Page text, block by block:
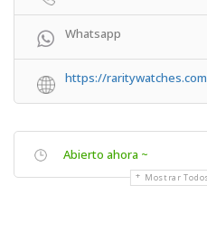
Whatsapp
https://
Abierto ahora ~
Mostrar